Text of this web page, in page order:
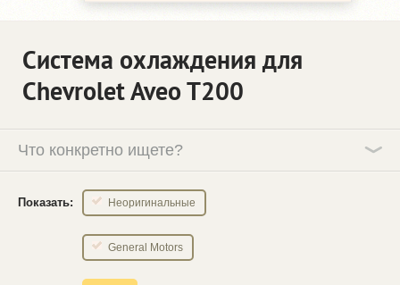
Система охлаждения для
Chevrolet Aveo T200
Что конкретно ищете?
Показать: Неоригинальные
General Motors